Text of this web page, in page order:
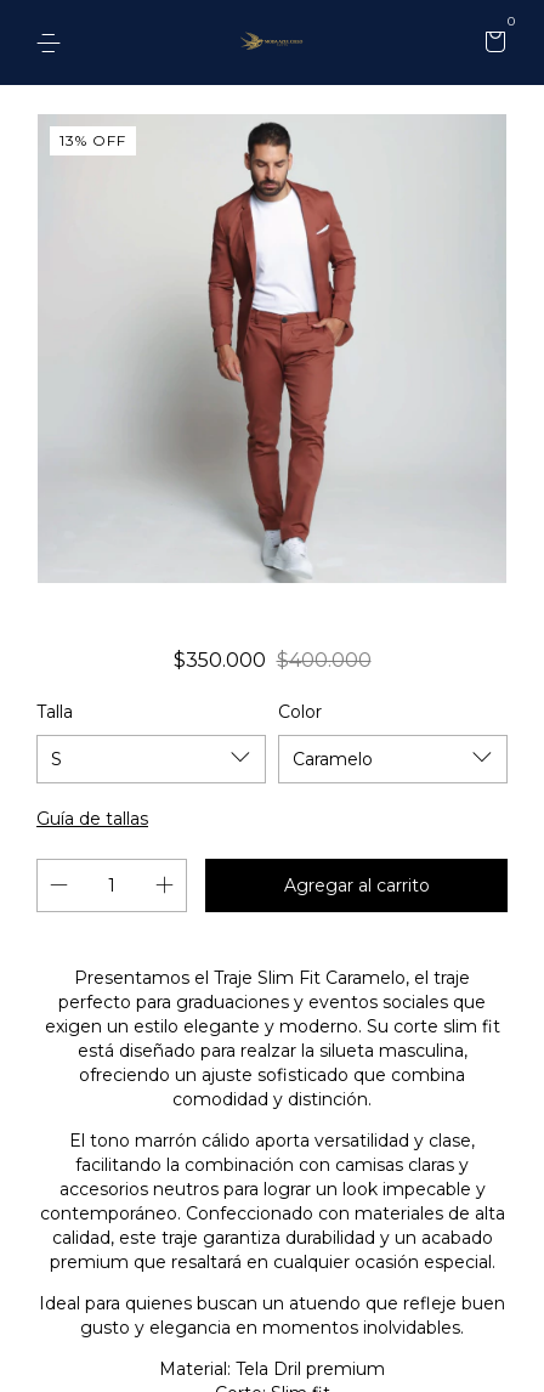
0
13% OFF
$350.000 $400.000
Talla Color
Guía de tallas
Presentamos el Traje Slim Fit Caramelo, el traje
perfecto para graduaciones y eventos sociales que
exigen un estilo elegante y moderno. Su corte slim fit
está diseñado para realzar la silueta masculina,
ofreciendo un ajuste sofisticado que combina
comodidad y distinción.
El tono marrón cálido aporta versatilidad y clase,
facilitando la combinación con camisas claras y
accesorios neutros para lograr un look impecable y
contemporáneo. Confeccionado con materiales de alta
calidad, este traje garantiza durabilidad y un acabado
premium que resaltará en cualquier ocasión especial.
Ideal para quienes buscan un atuendo que refleje buen
gusto y elegancia en momentos inolvidables.
Material: Tela Dril premium